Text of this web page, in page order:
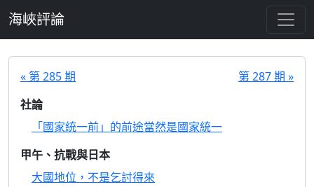
海峽評論
« 第 285 期
第 287 期 »
社論
「國家統一前」的前途當然是國家統一
甲午、抗戰與日本
大國地位，不是乞討得來